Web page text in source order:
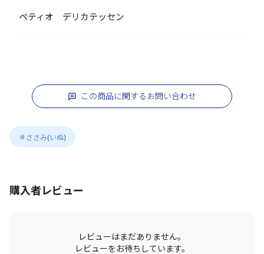
ペティオ デリカテッセン
この商品に関するお問い合わせ
＃ささみ(いぬ)
購入者レビュー
レビューはまだありません。
レビューをお待ちしています。